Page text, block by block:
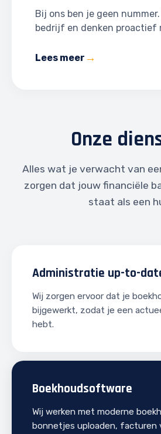
Bij ons ben je geen
bedrijf en denken proactief
Lees meer
Onze
Alles wat je verwacht van
zorgen dat jouw financiële
staat als een
Administratie up-to-
Wij zorgen ervoor dat je
bijgewerkt, zodat je een
hebt.
Boekhoudsoftware
Wij werken met moderne
bonnetjes uploaden, facturen